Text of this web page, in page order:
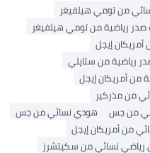
هيلفيغر
من تومي هيلفيغر
ستايلي
إيجل
هودي نسائي من جس
إيجل
من سكيتشرز